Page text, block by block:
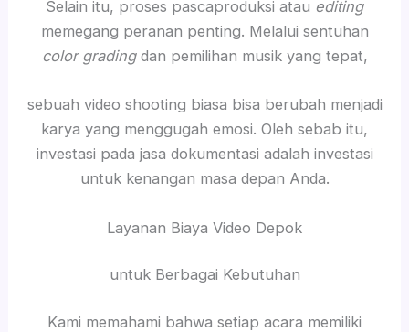
Selain itu, proses pascaproduksi atau editing
memegang peranan penting. Melalui sentuhan
color gradingdan pemilihan musik yang tepat,
sebuah video shooting biasa bisa berubah menjadi
karya yang menggugah emosi. Oleh sebab itu,
investasi pada jasa dokumentasi adalah investasi
untuk kenangan masa depan Anda.
Layanan Biaya Video Depok
untuk Berbagai Kebutuhan
Kami memahami bahwa setiap acara memiliki